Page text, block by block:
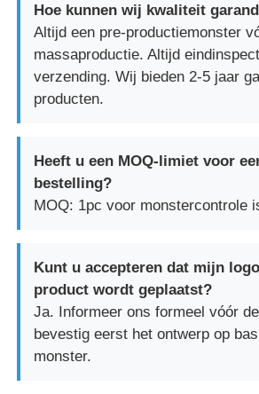
Hoe kunnen wij kwaliteit
Altijd een pre-productiemonster
massaproductie. Altijd
verzending. Wij bieden 2-5 jaar
producten.
Heeft u een MOQ-limiet voor
bestelling?
MOQ: 1pc voor monstercontrole
Kunt u accepteren dat mijn
product wordt geplaatst?
Ja. Informeer ons formeel vóór
bevestig eerst het ontwerp op
monster.